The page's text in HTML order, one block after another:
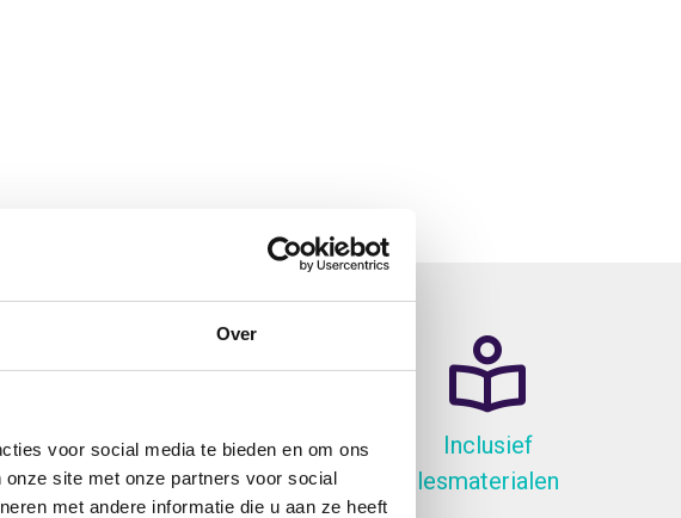
Over
voor social media te bieden en om ons
site met onze partners voor social
met andere informatie die u aan ze heeft
Gratis Lunch
Inclusief
lesmaterialen